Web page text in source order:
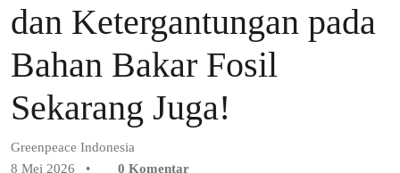
dan Ketergantungan pada
Bahan Bakar Fosil
Sekarang Juga!
Greenpeace Indonesia
8 Mei 2026
• 0 Komentar